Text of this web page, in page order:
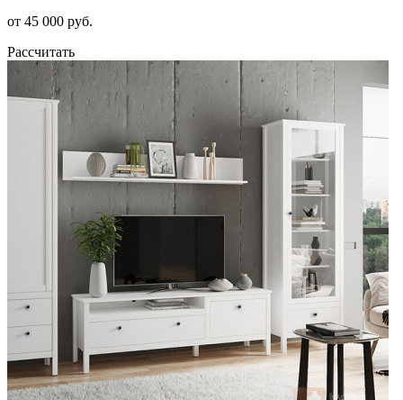
от 45 000 руб.
Рассчитать